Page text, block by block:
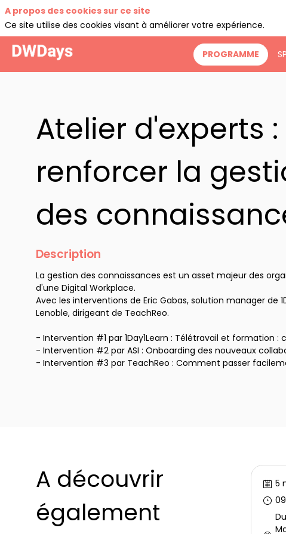
PROGRAMME
Atelier d'experts
renforcer la
des
Description
La gestion des connaissances est un asset majeur des
d'une Digital Workplace.
Avec les interventions de Eric Gabas, solution manager de
Lenoble, dirigeant de TeachReo.
- Intervention #1 par 1Day1Learn : Télétravail et formation
- Intervention #2 par ASI : Onboarding des nouveaux
- Intervention #3 par TeachReo : Comment passer
A découvrir
également
5
A propos des cookies sur ce site
Ce site utilise des cookies visant à améliorer votre expérience.